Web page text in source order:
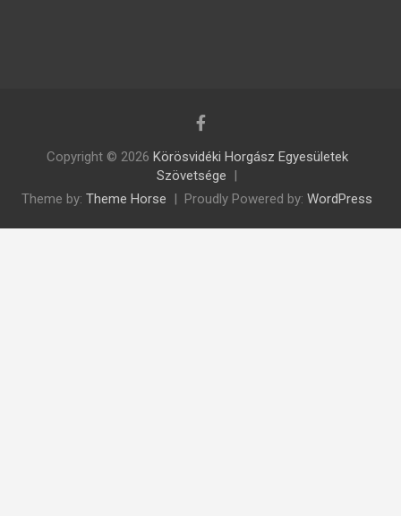
Copyright © 2026 Körösvidéki Horgász Egyesületek
Szövetsége
Theme by: Theme Horse Proudly Powered by: WordPress